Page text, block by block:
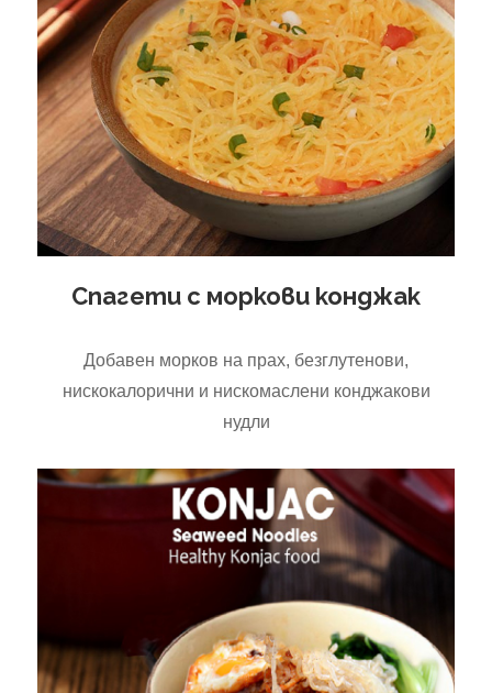
Спагети с моркови конджак
Добавен морков на прах, безглутенови,
нискокалорични и нискомаслени конджакови
нудли